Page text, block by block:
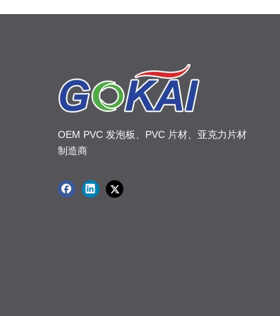
OEM PVC 发泡板、PVC 片材、亚克力片材
制造商